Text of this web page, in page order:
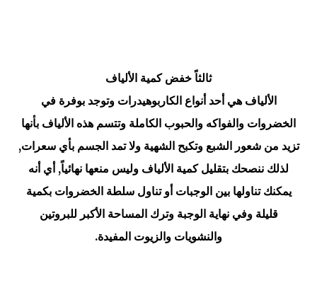
ثالثاً خفض كمية الألياف
الألياف هي أحد أنواع الكاربوهيدرات وتوجد بوفرة في
الخضروات والفواكه والحبوب الكاملة وتتسم هذه الألياف بأنها
تزيد من شعور الشبع وتكبح الشهية ولا تمد الجسم بأي سعرات,
لذلك ننصحك بتقليل كمية الألياف وليس منعها نهائياً, أي أنه
يمكنك تناولها بين الوجبات أو تناول سلطة الخضروات بكمية
قليلة وفي نهاية الوجبة وترك المساحة الأكبر للبروتين
والنشويات والزيوت المفيدة.